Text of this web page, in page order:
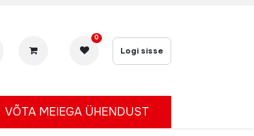
0
Logi sisse
VÕTA MEIEGA ÜHENDUST